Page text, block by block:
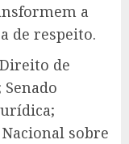
a
de respeito.
de
Senado
sobre